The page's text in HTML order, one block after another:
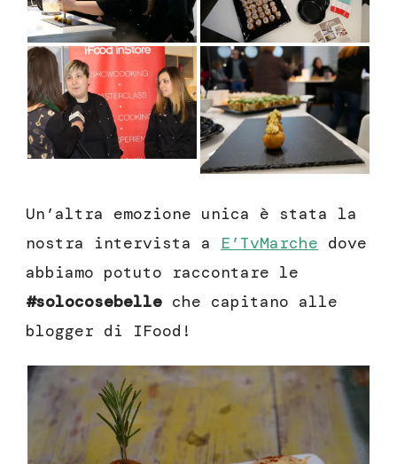
Un’altra emozione unica è stata la
nostra intervista a E’TvMarche dove
abbiamo potuto raccontare le
#solocosebelle che capitano alle
blogger di IFood!